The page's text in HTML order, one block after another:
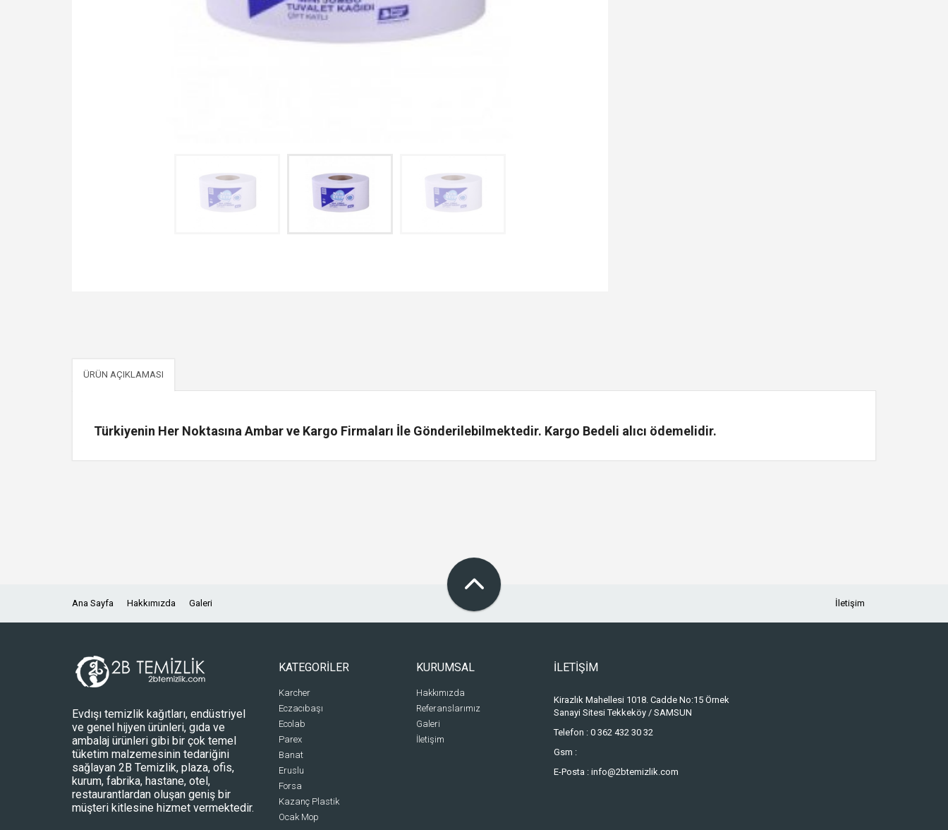
ÜRÜN AÇIKLAMASI
Türkiyenin Her Noktasına Ambar ve Kargo Firmaları İle Gönderilebilmektedir. Kargo Bedeli alıcı ödemelidir.
Ana Sayfa Hakkımızda Galeri İletişim
Evdışı temizlik kağıtları, endüstriyel
ve genel hijyen ürünleri, gıda ve
ambalaj ürünleri gibi bir çok temel
tüketim malzemesinin tedariğini
sağlayan 2B Temizlik, plaza, ofis,
kurum, fabrika, hastane, otel,
restaurantlardan oluşan geniş bir
müşteri kitlesine hizmet vermektedir.
KATEGORİLER
Karcher
Eczacıbaşı
Ecolab
Parex
Banat
Eruslu
Forsa
Kazanç Plastik
Ocak Mop
KURUMSAL
Hakkımızda
Referanslarımız
Galeri
İletişim
İLETİŞİM
Kirazlık Mahellesi 1018. Cadde No:15 Örnek
Sanayi Sitesi Tekkeköy / SAMSUN
Telefon : 0 362 432 30 32
Gsm :
E-Posta : info@2btemizlik.com